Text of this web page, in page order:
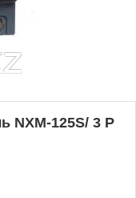
NXM-125S/ 3 P